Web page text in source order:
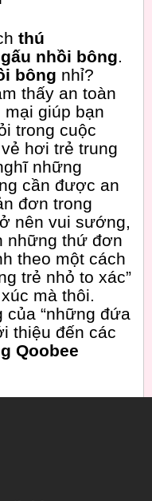
thú
gấu nhồi bông.
bông nhỉ?
thấy an toàn
mại giúp bạn
trong cuộc
hơi trẻ trung
những
cần được an
đơn trong
nên vui sướng,
những thứ đơn
theo một cách
trẻ nhỏ to xác”
mà thôi.
“những đứa
thiệu đến các
Qoobee